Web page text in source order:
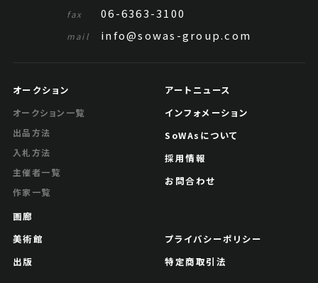
fax 06-6363-3100
mail info@sowas-group.com
オークション
オークション一覧
出品方法
入札方法
主催者一覧
作家一覧
画廊
美術館
出版
アートニュース
インフォメーション
SoWAsについて
採用情報
お問合わせ
プライバシーポリシー
特定商取引法